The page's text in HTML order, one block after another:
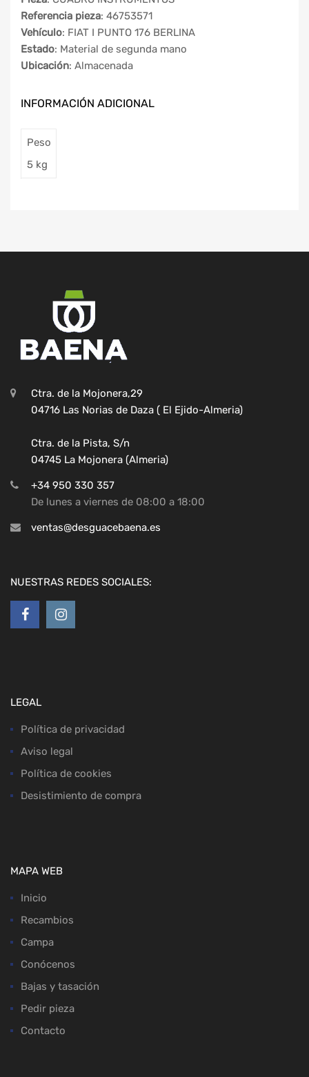
Referencia pieza: 46753571
Vehículo: FIAT I PUNTO 176 BERLINA
Estado: Material de segunda mano
Ubicación: Almacenada
INFORMACIÓN ADICIONAL
Peso
5 kg
Ctra. de la Mojonera,29
04716 Las Norias de Daza ( El Ejido-Almeria)
Ctra. de la Pista, S/n
04745 La Mojonera (Almeria)
+34 950 330 357
De lunes a viernes de 08:00 a 18:00
ventas@desguacebaena.es
NUESTRAS REDES SOCIALES:
LEGAL
Política de privacidad
Aviso legal
Política de cookies
Desistimiento de compra
MAPA WEB
Inicio
Recambios
Campa
Conócenos
Bajas y tasación
Pedir pieza
Contacto